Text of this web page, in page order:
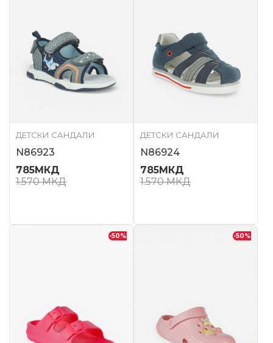
ДЕТСКИ САНДАЛИ
N86923
785МКД
1.570МКД
ДЕТСКИ САНДАЛИ
N86924
785МКД
1.570МКД
-50% -50%